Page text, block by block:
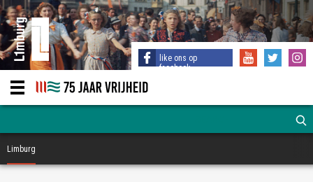
like ons op
facebook
Limburg